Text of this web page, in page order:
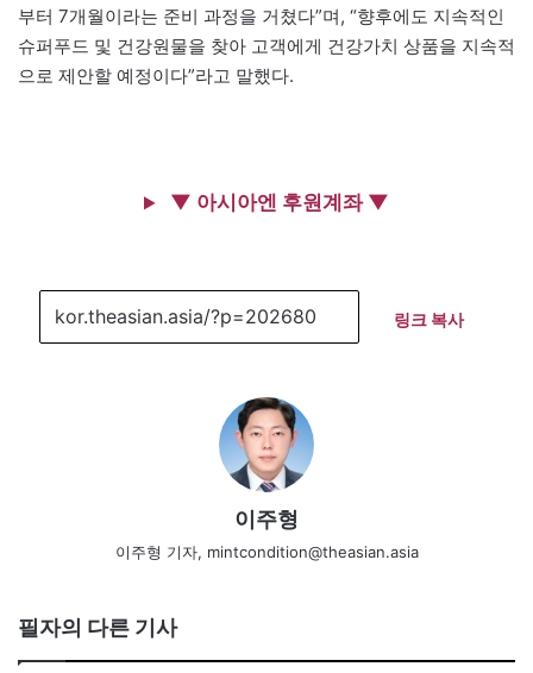
부터 7개월이라는 준비 과정을 거쳤다”며, “향후에도 지속적인
슈퍼푸드 및 건강원물을 찾아 고객에게 건강가치 상품을 지속적
으로 제안할 예정이다”라고 말했다.
▼ 아시아엔 후원계좌 ▼
링크 복사
이주형
이주형 기자, mintcondition@theasian.asia
필자의 다른 기사